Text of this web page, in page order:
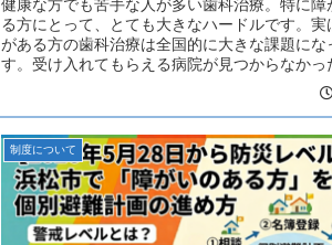
健康な方でも苦手な人が多い歯科治療。特に障
る方にとって、とても大きなハードルです。実
がある方の歯科治療は全国的に大きな課題にな
す。受け入れてもらえる病院が見つからなかっ
制度について